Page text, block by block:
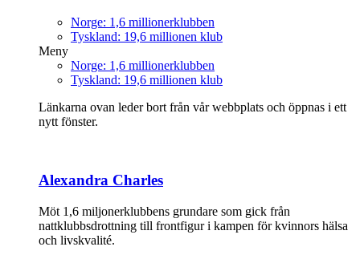
Norge: 1,6 millionerklubben
Tyskland: 19,6 millionen klub
Meny
Norge: 1,6 millionerklubben
Tyskland: 19,6 millionen klub
Länkarna ovan leder bort från vår webbplats och öppnas i ett
nytt fönster.
Alexandra Charles
Möt 1,6 miljonerklubbens grundare som gick från
nattklubbsdrottning till frontfigur i kampen för kvinnors hälsa
och livskvalité.